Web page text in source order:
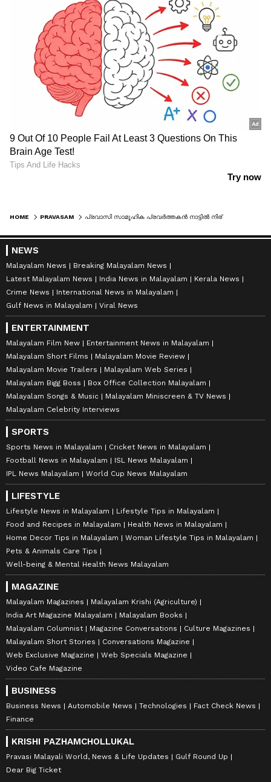
HOME PRAVASAM പ്രവാസി സാമൂഹിക പ്രവർത്തകൻ നാട്ടിൽ നിര്യാതനായി
NEWS
Malayalam News
Breaking Malayalam News
Latest Malayalam News
India News in Malayalam
Kerala News
Crime News
International News in Malayalam
Gulf News in Malayalam
Viral News
ENTERTAINMENT
Malayalam Film New
Entertainment News in Malayalam
Malayalam Short Films
Malayalam Movie Review
Malayalam Movie Trailers
Malayalam Web Series
Malayalam Bigg Boss
Box Office Collection Malayalam
Malayalam Songs & Music
Malayalam Miniscreen & TV News
Malayalam Celebrity Interviews
SPORTS
Sports News in Malayalam
Cricket News in Malayalam
Football News in Malayalam
ISL News Malayalam
IPL News Malayalam
World Cup News Malayalam
LIFESTYLE
Lifestyle News in Malayalam
Lifestyle Tips in Malayalam
Food and Recipes in Malayalam
Health News in Malayalam
Home Decor Tips in Malayalam
Woman Lifestyle Tips in Malayalam
Pets & Animals Care Tips
Well-being & Mental Health News Malayalam
MAGAZINE
Malayalam Magazines
Malayalam Krishi (Agriculture)
India Art Magazine Malayalam
Malayalam Books
Malayalam Columnist
Magazine Conversations
Culture Magazines
Malayalam Short Stories
Conversations Magazine
Web Exclusive Magazine
Web Specials Magazine
Video Cafe Magazine
BUSINESS
Business News Automobile News Technologies
Fact Check News
Finance
KRISHI PAZHAMCHOLLUKAL
Pravasi Malayali World, News & Life Updates
Gulf Round Up
Dear Big Ticket